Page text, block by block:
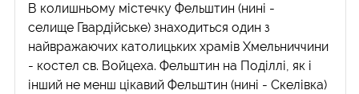
В колишньому містечку Фельштин (нині -
селище Гвардійське) знаходиться один з
найвражаючих католицьких храмів Хмельниччини
- костел св. Войцеха. Фельштин на Поділлі, як і
інший не менш цікавий Фельштин (нині - Скелівка)